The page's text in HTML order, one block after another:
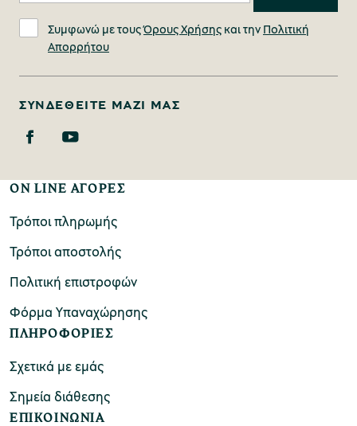
Συμφωνώ με τουςΌρους Χρήσης και την Πολιτική
Απορρήτου
ΣΥΝΔΕΘΕΊΤΕ ΜΑΖΊ ΜΑΣ
ON LINE ΑΓΟΡΕΣ
Τρόποι πληρωμής
Τρόποι αποστολής
Πολιτική επιστροφών
Φόρμα Υπαναχώρησης
ΠΛΗΡΟΦΟΡΙΕΣ
Σχετικά με εμάς
Σημεία διάθεσης
ΕΠΙΚΟΙΝΩΝΙΑ